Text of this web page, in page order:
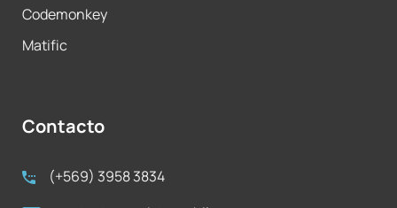
Codemonkey
Matific
Contacto
(+569) 3958 3834